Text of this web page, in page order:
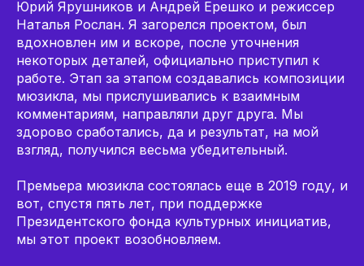
Юрий Ярушников и Андрей Ерешко и режиссер
Наталья Рослан. Я загорелся проектом, был
вдохновлен им и вскоре, после уточнения
некоторых деталей, официально приступил к
работе. Этап за этапом создавались композиции
мюзикла, мы прислушивались к взаимным
комментариям, направляли друг друга. Мы
здорово сработались, да и результат, на мой
взгляд, получился весьма убедительный.
Премьера мюзикла состоялась еще в 2019 году, и
вот, спустя пять лет, при поддержке
Президентского фонда культурных инициатив,
мы этот проект возобновляем.